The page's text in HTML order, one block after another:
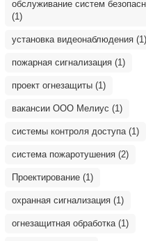
обслуживание систем
(1)
установка видеонаблюдения (1)
пожарная сигнализация (1)
проект огнезащиты (1)
вакансии ООО Мелиус (1)
системы контроля доступа (1)
система пожаротушения (2)
Проектирование (1)
охранная сигнализация (1)
огнезащитная обработка (1)